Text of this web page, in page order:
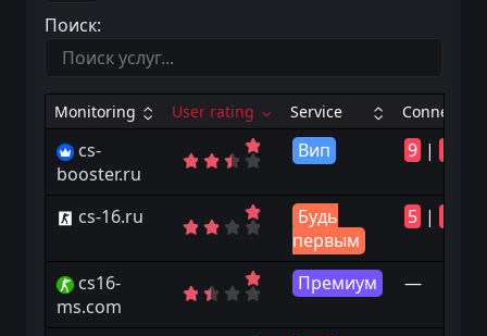
Поиск:
Monitoring User rating Service Connects
cs-
booster.ru
Вип 9 | 23
cs-16.ru
Будь
первым
5 |
cs16-
ms.com
Премиум —